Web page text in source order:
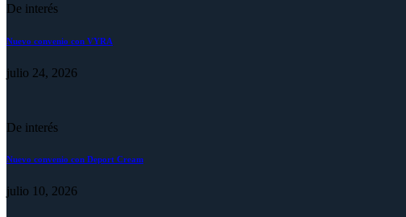
De interés
Nuevo convenio con VYRA
julio 24, 2026
De interés
Nuevo convenio con Deport Cream
julio 10, 2026